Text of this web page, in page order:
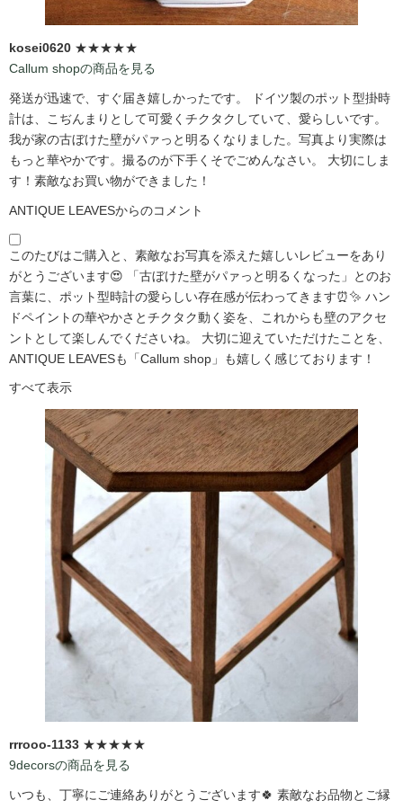
kosei0620 ★★★★★
Callum shopの商品を見る
発送が迅速で、すぐ届き嬉しかったです。 ドイツ製のポット型掛時
計は、こぢんまりとして可愛くチクタクしていて、愛らしいです。
我が家の古ぼけた壁がパァっと明るくなりました。写真より実際は
もっと華やかです。撮るのが下手くそでごめんなさい。 大切にしま
す！素敵なお買い物ができました！
ANTIQUE LEAVESからのコメント
このたびはご購入と、素敵なお写真を添えた嬉しいレビューをあり
がとうございます😍 「古ぼけた壁がパァっと明るくなった」とのお
言葉に、ポット型時計の愛らしい存在感が伝わってきます⏰✨ ハン
ドペイントの華やかさとチクタク動く姿を、これからも壁のアクセ
ントとして楽しんでくださいね。 大切に迎えていただけたことを、
ANTIQUE LEAVESも「Callum shop」も嬉しく感じております！
すべて表示
rrrooo-1133 ★★★★★
9decorsの商品を見る
いつも、丁寧にご連絡ありがとうございます🍀 素敵なお品物とご縁